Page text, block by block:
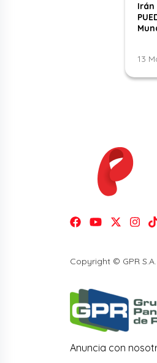
Irán
13
Copyright © GPR
Anuncia con